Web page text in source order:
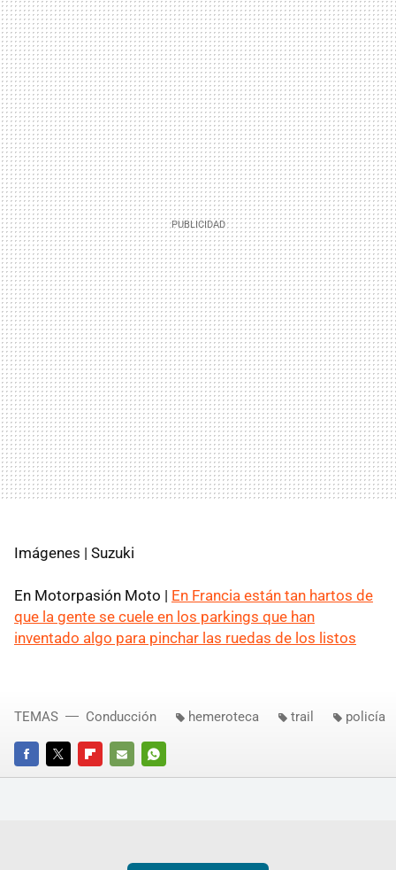
Imágenes | Suzuki
En Motorpasión Moto | En Francia están tan hartos de
que la gente se cuele en los parkings que han
inventado algo para pinchar las ruedas de los listos
FACEBOOKTWITTERFLIPBOARD
E-
WHATSAPP
TEMAS Conducción hemeroteca trail policía